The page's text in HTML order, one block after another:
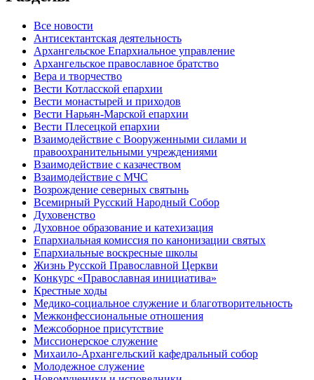
Все новости
Антисектантская деятельность
Архангельское Епархиальное управление
Архангельское православное братство
Вера и творчество
Вести Котласской епархии
Вести монастырей и приходов
Вести Нарьян-Марской епархии
Вести Плесецкой епархии
Взаимодействие с Вооруженными силами и
правоохранительными учреждениями
Взаимодействие с казачеством
Взаимодействие с МЧС
Возрождение северных святынь
Всемирный Русский Народный Собор
Духовенство
Духовное образование и катехизация
Епархиальная комиссия по канонизации святых
Епархиальные воскресные школы
Жизнь Русской Православной Церкви
Конкурс «Православная инициатива»
Крестные ходы
Медико-социальное служение и благотворительность
Межконфессиональные отношения
Межсоборное присутствие
Миссионерское служение
Михаило-Архангельский кафедральный собор
Молодежное служение